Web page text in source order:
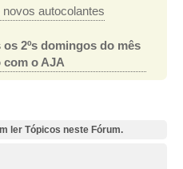
novos autocolantes
2ºs domingos do mês
o AJA
ler Tópicos neste Fórum.